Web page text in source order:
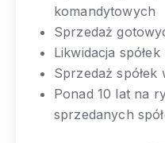
komandytowych
Sprzedaż
Likwidacja spółek
Sprzedaż spółek
Ponad 10 lat na
sprzedanych